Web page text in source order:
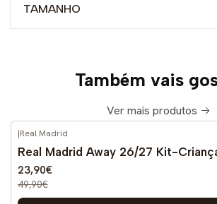
TAMANHO
Também vais
Ver mais produtos
-52%
DESCONTO
|Real Madrid
Real Madrid Away 26/27 Kit-
23,90€
49,90€